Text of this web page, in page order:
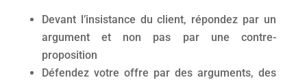
Devant l’insistance du client, répondez par un
argument et non pas par une contre-
proposition
Défendez votre offre par des arguments, des